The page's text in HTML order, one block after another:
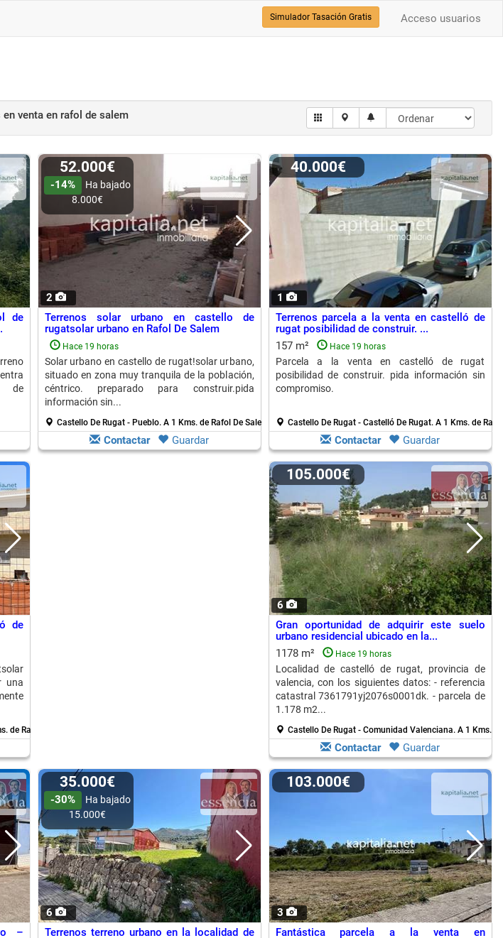
Acceso usuarios
Simulador Tasación Gratis
venta en rafol de salem
de
de
2
52.000€
-14%
Ha bajado
8.000€
Terrenos solar urbano en castello de
rugatsolar urbano en Rafol De Salem
Hace 19 horas
Solar urbano en castello de rugat!solar urbano,
situado en zona muy tranquila de la población,
céntrico. preparado para construir.pida
información sin...
Castello De Rugat - Pueblo. A 1 Kms. de Rafol De Salem
Contactar Guardar
1
40.000€
Terrenos parcela a la venta en castelló de
rugat posibilidad de construir. ...
157 m²
Hace 19 horas
Parcela a la venta en castelló de rugat
posibilidad de construir. pida información sin
compromiso.
Castello De Rugat - Castelló De Rugat. A 1 Kms. de
Contactar Guardar
de
una
de Rafol De Salem
6
105.000€
Gran oportunidad de adquirir este suelo
urbano residencial ubicado en la...
1178 m²
Hace 19 horas
Localidad de castelló de rugat, provincia de
valencia, con los siguientes datos: - referencia
catastral 7361791yj2076s0001dk. - parcela de
1.178 m2...
Castello De Rugat - Comunidad Valenciana. A 1 Kms.
Contactar Guardar
–
6
35.000€
-30%
Ha bajado
15.000€
Terrenos terreno urbano en la localidad de
3
103.000€
Fantástica parcela a la venta en